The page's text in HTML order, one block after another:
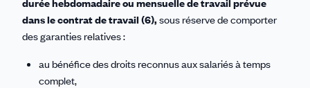
durée hebdomadaire ou mensuelle de travail prévue
dans le contrat de travail (6), sous réserve de comporter
des garanties relatives :
au bénéfice des droits reconnus aux salariés à temps
complet,